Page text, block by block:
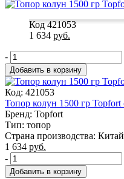
Код 421053
1 634 руб.
-
Добавить в корзину
Код: 421053
Топор колун 1500 гр
Бренд: Topfort
Тип: топор
Страна производства: Китай
1 634 руб.
-
Добавить в корзину